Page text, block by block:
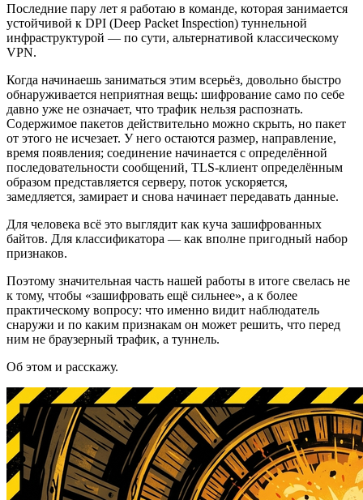
Последние пару лет я работаю в команде, которая занимается
устойчивой к DPI (Deep Packet Inspection) туннельной
инфраструктурой — по сути, альтернативой классическому
VPN.
Когда начинаешь заниматься этим всерьёз, довольно быстро
обнаруживается неприятная вещь: шифрование само по себе
давно уже не означает, что трафик нельзя распознать.
Содержимое пакетов действительно можно скрыть, но пакет
от этого не исчезает. У него остаются размер, направление,
время появления; соединение начинается с определённой
последовательности сообщений, TLS-клиент определённым
образом представляется серверу, поток ускоряется,
замедляется, замирает и снова начинает передавать данные.
Для человека всё это выглядит как куча зашифрованных
байтов. Для классификатора — как вполне пригодный набор
признаков.
Поэтому значительная часть нашей работы в итоге свелась не
к тому, чтобы «зашифровать ещё сильнее», а к более
практическому вопросу: что именно видит наблюдатель
снаружи и по каким признакам он может решить, что перед
ним не браузерный трафик, а туннель.
Об этом и расскажу.